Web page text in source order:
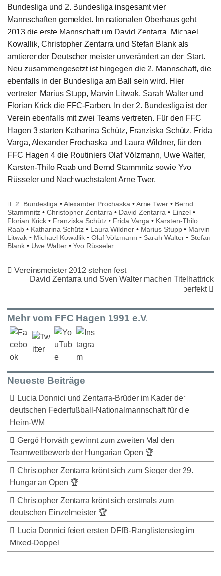
Bundesliga und 2. Bundesliga insgesamt vier
Mannschaften gemeldet. Im nationalen Oberhaus geht
2013 die erste Mannschaft um David Zentarra, Michael
Kowallik, Christopher Zentarra und Stefan Blank als
amtierender Deutscher meister unverändert an den Start.
Neu zusammengesetzt ist hingegen die 2. Mannschaft, die
ebenfalls in der Bundesliga am Ball sein wird. Hier
vertreten Marius Stupp, Marvin Litwak, Sarah Walter und
Florian Krick die FFC-Farben. In der 2. Bundesliga ist der
Verein ebenfalls mit zwei Teams vertreten. Für den FFC
Hagen 3 starten Katharina Schütz, Franziska Schütz, Frida
Varga, Alexander Prochaska und Laura Wildner, für den
FFC Hagen 4 die Routiniers Olaf Völzmann, Uwe Walter,
Karsten-Thilo Raab und Bernd Stammnitz sowie Yvo
Rüsseler und Nachwuchstalent Arne Twer.
2. Bundesliga •Alexander Prochaska •Arne Twer • Bernd
Stammnitz • Christopher Zentarra • David Zentarra • Einzel •
Florian Krick • Franziska Schütz • Frida Varga • Karsten-Thilo
Raab • Katharina Schütz • Laura Wildner • Marius Stupp • Marvin
Litwak • Michael Kowallik • Olaf Völzmann • Sarah Walter • Stefan
Blank • Uwe Walter • Yvo Rüsseler
Vereinsmeister 2012 stehen fest
David Zentarra und Sven Walter machen Titelhattrick
perfekt
Mehr vom FFC Hagen 1991 e.V.
Neueste Beiträge
Lucia Donnici und Zentarra-Brüder im Kader der
deutschen Federfußball-Nationalmannschaft für die
Heim-WM
Gergö Horváth gewinnt zum zweiten Mal den
Teamwettbewerb der Hungarian Open 🏆
Christopher Zentarra krönt sich zum Sieger der 29.
Hungarian Open 🏆
Christopher Zentarra krönt sich erstmals zum
deutschen Einzelmeister 🏆
Lucia Donnici feiert ersten DFfB-Ranglistensieg im
Mixed-Doppel